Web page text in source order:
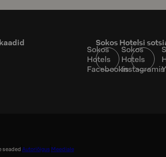
Sokos Hotelsi
Sokos
Hotels
Facebookis
Sokos
Hotels
Instagramis
seaded Autoriõigus Meediale